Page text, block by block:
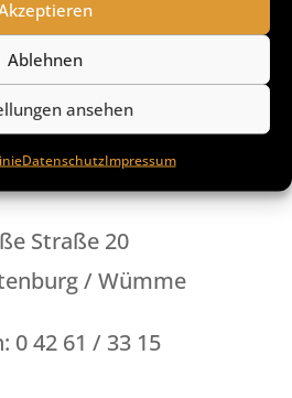
Ablehnen
ansehen
DatenschutzImpressum
dich in unserem Team
zu dürfen!
& Restaurant
Straße 20
/ Wümme
0 42 61 / 33 15